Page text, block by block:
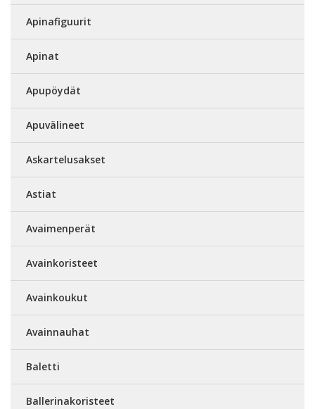
Apinafiguurit
Apinat
Apupöydät
Apuvälineet
Askartelusakset
Astiat
Avaimenperät
Avainkoristeet
Avainkoukut
Avainnauhat
Baletti
Ballerinakoristeet